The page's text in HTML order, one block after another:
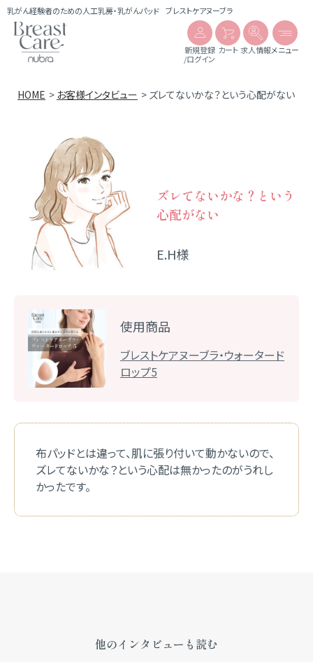
乳がん経験者のための人工乳房・乳がんパッド ブレストケアヌーブラ
新規登録
/ログイン
カート 求人情報メニュー
HOME お客様インタビュー ズレてないかな？という心配がない
ズレてないかな？という
心配がない
E.H様
使用商品
ブレストケアヌーブラ・ウォータード
ロップ5
布パッドとは違って、肌に張り付いて動かないので、
ズレてないかな？という心配は無かったのがうれし
かったです。
他のインタビューも読む